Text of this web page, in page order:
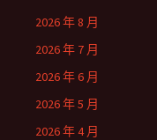
2026 年 8 月
2026 年 7 月
2026 年 6 月
2026 年 5 月
2026 年 4 月